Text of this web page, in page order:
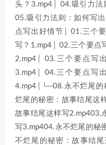
头？3.mp4│ 04.吸引力法
05.吸引力法则：如何写
点写出好情节│ 01.三个
写？1.mp4│ 02.三个要点
2.mp4│ 03.三个要点写
3.mp4│ 04.三个要点写
4.mp4│└─08.永不烂尾的
烂尾的秘密：故事结尾这
故事结尾这样写2.mp403.
写3.mp404.永不烂尾的秘
不烂尾的秘密：故事结